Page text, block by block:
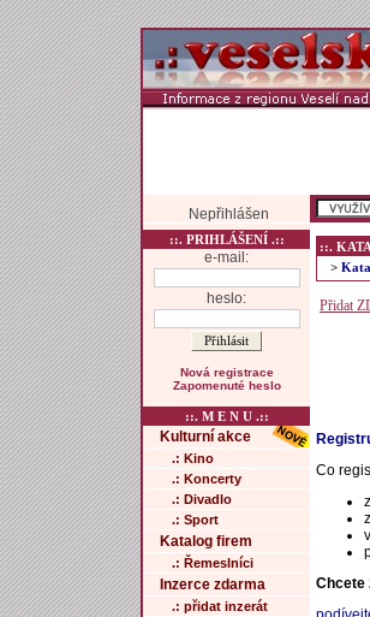
Nepřihlášen
::. PRIHLÁŠENÍ .::
e-mail:
heslo:
Nová registrace
Zapomenuté heslo
::. M E N U .::
Kulturní akce
.: Kino
.: Koncerty
.: Divadlo
.: Sport
Katalog firem
.: Řemeslníci
Inzerce zdarma
.: přidat inzerát
::.
>
Přidat
Co
Chcete